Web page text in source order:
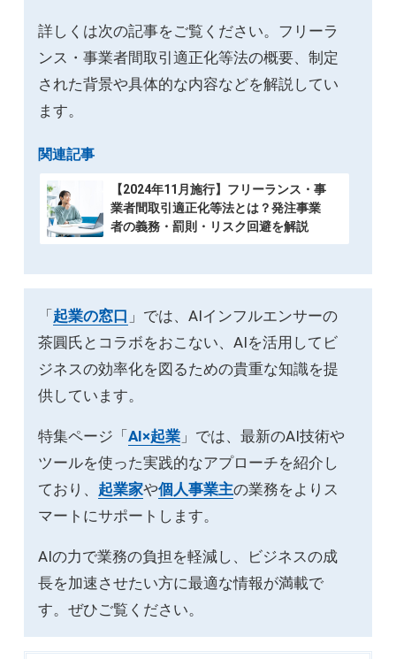
詳しくは次の記事をご覧ください。フリーラ
ンス・事業者間取引適正化等法の概要、制定
された背景や具体的な内容などを解説してい
ます。
関連記事
【2024年11月施行】フリーランス・事
業者間取引適正化等法とは？発注事業
者の義務・罰則・リスク回避を解説
「起業の窓口 」では、AIインフルエンサーの
茶圓氏とコラボをおこない、AIを活用してビ
ジネスの効率化を図るための貴重な知識を提
供しています。
特集ページ「AI×起業」では、最新のAI技術や
ツールを使った実践的なアプローチを紹介し
ており、 起業家や個人事業主の業務をよりス
マートにサポートします。
AIの力で業務の負担を軽減し、ビジネスの成
長を加速させたい方に最適な情報が満載で
す。ぜひご覧ください。